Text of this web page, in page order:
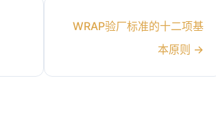
WRAP验厂标准的十二项基
本原则 →